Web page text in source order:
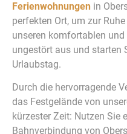
Ferienwohnungen in
perfekten Ort, um zur
unseren komfortablen
ungestört aus und starten
Urlaubstag.
Durch die hervorragende
das Festgelände von
kürzester Zeit: Nutzen Sie
Bahnverbindung von